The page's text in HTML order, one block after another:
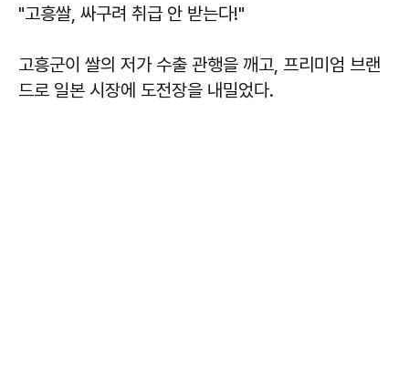
"고흥쌀, 싸구려 취급 안 받는다!"
고흥군이 쌀의 저가 수출 관행을 깨고, 프리미엄 브랜
드로 일본 시장에 도전장을 내밀었다.